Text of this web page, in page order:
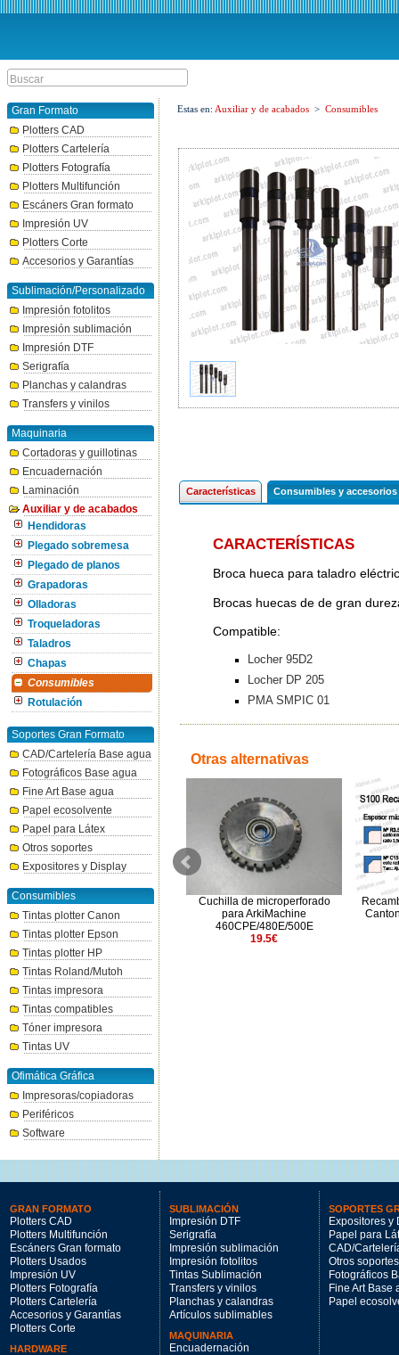
Gran Formato
Plotters CAD
Plotters Cartelería
Plotters Fotografía
Plotters Multifunción
Escáners Gran formato
Impresión UV
Plotters Corte
Accesorios y Garantías
Sublimación/Personalizado
Impresión fotolitos
Impresión sublimación
Impresión DTF
Serigrafía
Planchas y calandras
Transfers y vinilos
Maquinaria
Cortadoras y guillotinas
Encuadernación
Laminación
Auxiliar y de acabados
Hendidoras
Plegado sobremesa
Plegado de planos
Grapadoras
Olladoras
Troqueladoras
Taladros
Chapas
Consumibles
Rotulación
Soportes Gran Formato
CAD/Cartelería Base agua
Fotográficos Base agua
Fine Art Base agua
Papel ecosolvente
Papel para Látex
Otros soportes
Expositores y Display
Consumibles
Tintas plotter Canon
Tintas plotter Epson
Tintas plotter HP
Tintas Roland/Mutoh
Tintas impresora
Tintas compatibles
Tóner impresora
Tintas UV
Ofimática Gráfica
Impresoras/copiadoras
Periféricos
Software
Estas en: Auxiliar y de acabados > Consumibles
Características Consumibles y accesorios
CARACTERÍSTICAS
Broca hueca para taladro
Brocas huecas de de gran
Compatible:
Locher 95D2
Locher DP 205
PMA SMPIC 01
Otras alternativas
Recambio Bases (1 unidad)
7.35€
Cuchilla de microperforado
para ArkiMachine
460CPE/480E/500E
19.5€
GRAN FORMATO
Plotters CAD
Plotters Multifunción
Escáners Gran formato
Plotters Usados
Impresión UV
Plotters Fotografía
Plotters Cartelería
Accesorios y Garantías
Plotters Corte
HARDWARE
SUBLIMACIÓN
Impresión DTF
Serigrafía
Impresión sublimación
Impresión fotolitos
Tintas Sublimación
Transfers y vinilos
Planchas y calandras
Artículos sublimables
MAQUINARIA
Encuadernación
SOPORTES
Expositores y
Papel para
CAD/
Otros soportes
Fotográficos
Fine Art Base
Papel